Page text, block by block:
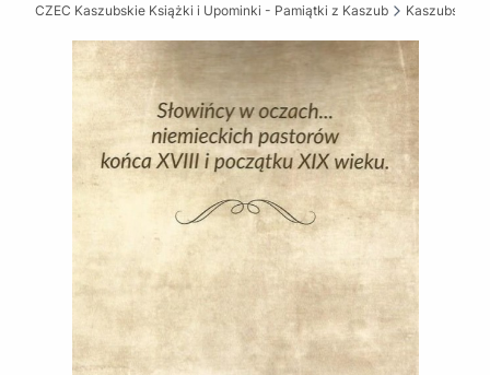
CZEC Kaszubskie Książki i Upominki - Pamiątki z Kaszub Kaszubskie